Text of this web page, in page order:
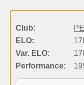
Club:
ELO:
Var. ELO:
Performance: